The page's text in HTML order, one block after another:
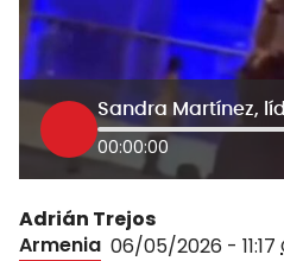
00:00:00
Adrián Trejos
Armenia 06/05/2026 - 11:17